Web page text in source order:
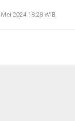
2024 18:28 WIB